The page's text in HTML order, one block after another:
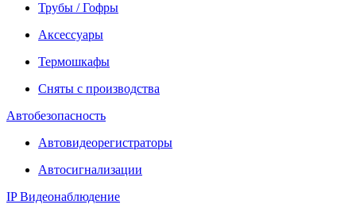
Трубы / Гофры
Аксессуары
Термошкафы
Сняты с производства
Автобезопасность
Автовидеорегистраторы
Автосигнализации
IP Видеонаблюдение